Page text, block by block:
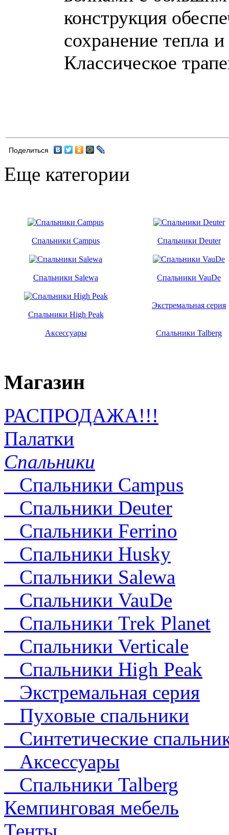
конструкция
сохранение тепла
Классическое
Поделиться
Еще категории
Спальники Campus Спальники Deuter
Спальники Salewa Спальники VauDe
Спальники High Peak
Экстремальная серия
Аксессуары Спальники Talberg
Магазин
РАСПРОДАЖА!!!
Палатки
Спальники
Спальники Campus
Спальники Deuter
Cпальники Ferrino
Спальники Husky
Спальники Salewa
Спальники VauDe
Спальники Trek Planet
Спальники Verticale
Спальники High Peak
Экстремальная серия
Пуховые спальники
Синтетические
Аксессуары
Спальники Talberg
Кемпинговая мебель